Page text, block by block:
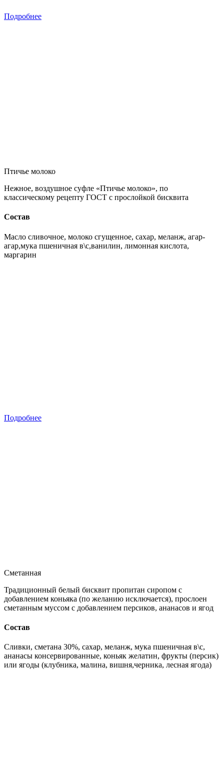
Подробнее
Птичье молоко
Нежное, воздушное суфле «Птичье молоко», по
классическому рецепту ГОСТ с прослойкой бисквита
Состав
Масло сливочное, молоко сгущенное, сахар, меланж, агар-
агар,мука пшеничная в\с,ванилин, лимонная кислота,
маргарин
Подробнее
Сметанная
Традиционный белый бисквит пропитан сиропом с
добавлением коньяка (по желанию исключается), прослоен
сметанным муссом с добавлением персиков, ананасов и ягод
Состав
Сливки, сметана 30%, сахар, меланж, мука пшеничная в\с,
ананасы консервированные, коньяк желатин, фрукты (персик)
или ягоды (клубника, малина, вишня,черника, лесная ягода)